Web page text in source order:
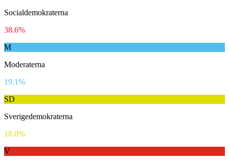
Socialdemokraterna
38.6%
M
Moderaterna
19.1%
SD
Sverigedemokraterna
18.0%
V